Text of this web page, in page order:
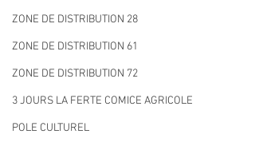
ZONE DE DISTRIBUTION 28
ZONE DE DISTRIBUTION 61
ZONE DE DISTRIBUTION 72
3 JOURS LA FERTE COMICE AGRICOLE
POLE CULTUREL